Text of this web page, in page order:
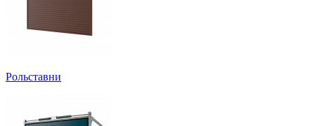
Рольставни